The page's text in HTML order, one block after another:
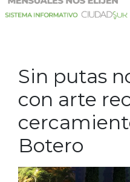
Sin putas
con arte
Botero